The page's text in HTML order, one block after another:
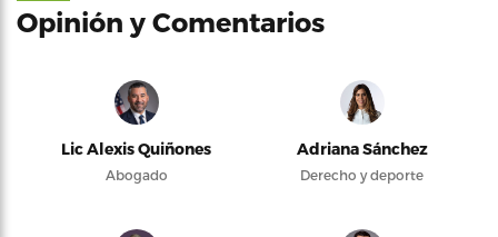
Opinión y Comentarios
Lic Alexis Quiñones
Abogado
Adriana Sánchez
Derecho y deporte